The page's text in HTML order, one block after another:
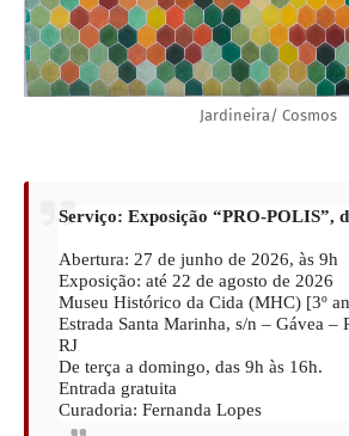
Jardineira/ Cosmos
Serviço: Exposição “PRO-POLIS”,
Abertura: 27 de junho de 2026, às 9h
Exposição: até 22 de agosto de 2026
Museu Histórico da Cida (MHC) [3º
Estrada Santa Marinha, s/n – Gávea –
RJ
De terça a domingo, das 9h às 16h.
Entrada gratuita
Curadoria: Fernanda Lopes